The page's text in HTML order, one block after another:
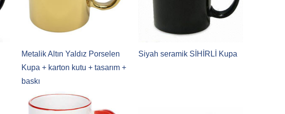
Metalik Altın Yaldız Porselen
Kupa + karton kutu + tasarım +
baskı
Siyah seramik SİHİRLİ Kupa